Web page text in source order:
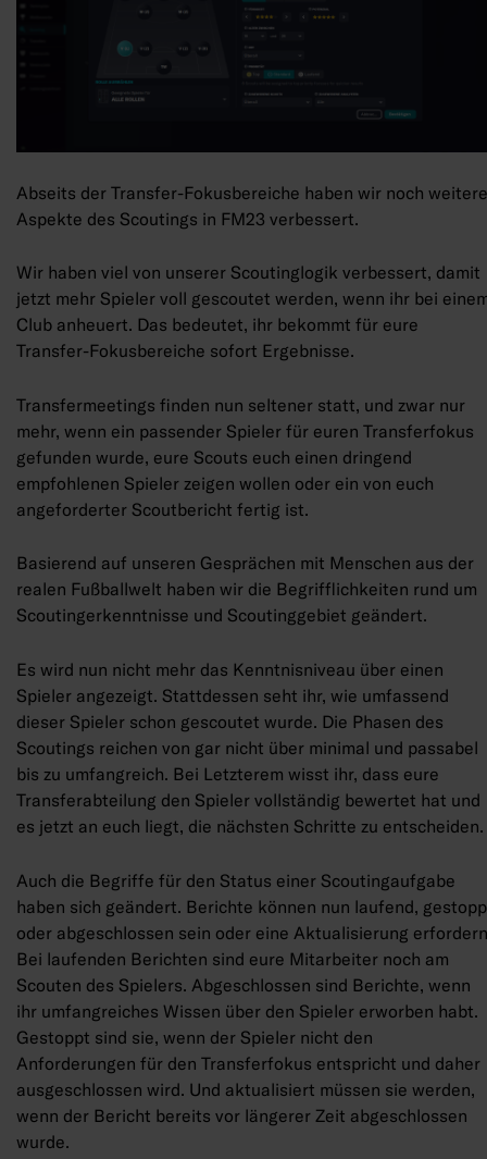
Abseits der Transfer-Fokusbereiche haben wir noch weitere
Aspekte des Scoutings in FM23 verbessert.
Wir haben viel von unserer Scoutinglogik verbessert, damit
jetzt mehr Spieler voll gescoutet werden, wenn ihr bei
Club anheuert. Das bedeutet, ihr bekommt für eure
Transfer-Fokusbereiche sofort Ergebnisse.
Transfermeetings finden nun seltener statt, und zwar nur
mehr, wenn ein passender Spieler für euren Transferfokus
gefunden wurde, eure Scouts euch einen dringend
empfohlenen Spieler zeigen wollen oder ein von euch
angeforderter Scoutbericht fertig ist.
Basierend auf unseren Gesprächen mit Menschen aus der
realen Fußballwelt haben wir die Begrifflichkeiten rund um
Scoutingerkenntnisse und Scoutinggebiet geändert.
Es wird nun nicht mehr das Kenntnisniveau über einen
Spieler angezeigt. Stattdessen seht ihr, wie umfassend
dieser Spieler schon gescoutet wurde. Die Phasen des
Scoutings reichen von gar nicht über minimal und passabel
bis zu umfangreich. Bei Letzterem wisst ihr, dass eure
Transferabteilung den Spieler vollständig bewertet hat und
es jetzt an euch liegt, die nächsten Schritte zu entscheiden.
Auch die Begriffe für den Status einer Scoutingaufgabe
haben sich geändert. Berichte können nun laufend,
oder abgeschlossen sein oder eine Aktualisierung
Bei laufenden Berichten sind eure Mitarbeiter noch am
Scouten des Spielers. Abgeschlossen sind Berichte, wenn
ihr umfangreiches Wissen über den Spieler erworben habt.
Gestoppt sind sie, wenn der Spieler nicht den
Anforderungen für den Transferfokus entspricht und daher
ausgeschlossen wird. Und aktualisiert müssen sie werden,
wenn der Bericht bereits vor längerer Zeit abgeschlossen
wurde.